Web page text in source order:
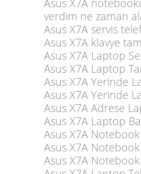
verdim ne zaman
Asus X7A servis
Asus X7A klavye
Asus X7A Laptop
Asus X7A Laptop
Asus X7A Yerinde
Asus X7A Yerinde
Asus X7A Adrese
Asus X7A Laptop
Asus X7A
Asus X7A Notebook
Asus X7A Notebook